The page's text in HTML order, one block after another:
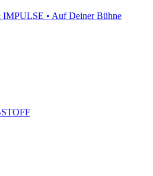
• Auf Deiner Bühne